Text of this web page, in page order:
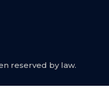
reserved by law.